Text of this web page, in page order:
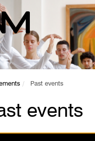
Past events
events